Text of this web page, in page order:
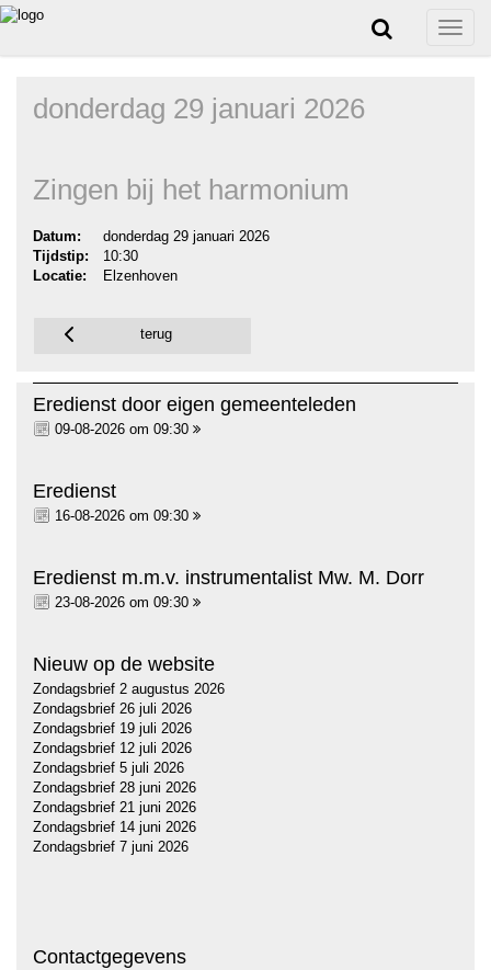
Toggle
donderdag 29 januari 2026
Zingen bij het harmonium
Datum:
donderdag 29 januari 2026
Tijdstip:
10:30
Locatie:
Elzenhoven
terug
Eredienst door eigen gemeenteleden
09-08-2026 om 09:30
Eredienst
16-08-2026 om 09:30
Eredienst m.m.v. instrumentalist Mw. M. Dorr
23-08-2026 om 09:30
Nieuw op de website
Zondagsbrief 2 augustus 2026
Zondagsbrief 26 juli 2026
Zondagsbrief 19 juli 2026
Zondagsbrief 12 juli 2026
Zondagsbrief 5 juli 2026
Zondagsbrief 28 juni 2026
Zondagsbrief 21 juni 2026
Zondagsbrief 14 juni 2026
Zondagsbrief 7 juni 2026
Contactgegevens